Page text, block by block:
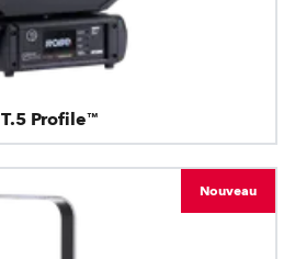
T.5 Profile™
Nouveau